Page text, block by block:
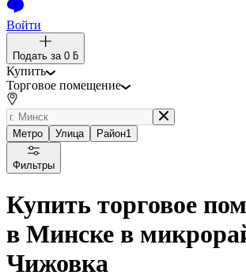
Войти
Подать за 0 ƃ
Купить
Торговое помещение
Метро Улица Район1
Фильтры
Купить торговое
в Минске в
Чижовка